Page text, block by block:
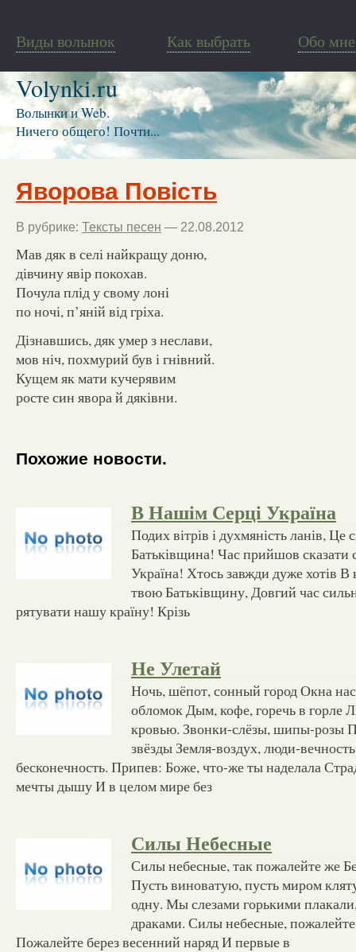
Виды волынок Как выбрать Обо мне
Volynki.ru
Волынки и Web.
Ничего общего! Почти...
Яворова Повість
В рубрике: Тексты песен — 22.08.2012
Мав дяк в селі найкращу доню,
дівчину явір покохав.
Почула плід у свому лоні
по ночі, п’яній від гріха.
Дізнавшись, дяк умер з неслави,
мов ніч, похмурий був і гнівний.
Кущем як мати кучерявим
росте син явора й дяківни.
Похожие новости.
В Нашім Серці Україна
Подих вітрів і духмяність ланів, Це
Батьківщина! Час прийшов сказати
Україна! Хтось завжди дуже хотів
твою Батьківщину, Довгий час
рятувати нашу країну! Крізь
Не Улетай
Ночь, шёпот, сонный город Окна
обломок Дым, кофе, горечь в горле
кровью. Звонки-слёзы, шипы-розы
звёзды Земля-воздух, люди-
бесконечность. Припев: Боже, что-же ты наделала
мечты дышу И в целом мире без
Силы Небесные
Силы небесные, так пожалейте же
Пусть виноватую, пусть миром
одну. Мы слезами горькими
драками. Силы небесные,
Пожалейте берез весенний наряд И первые в